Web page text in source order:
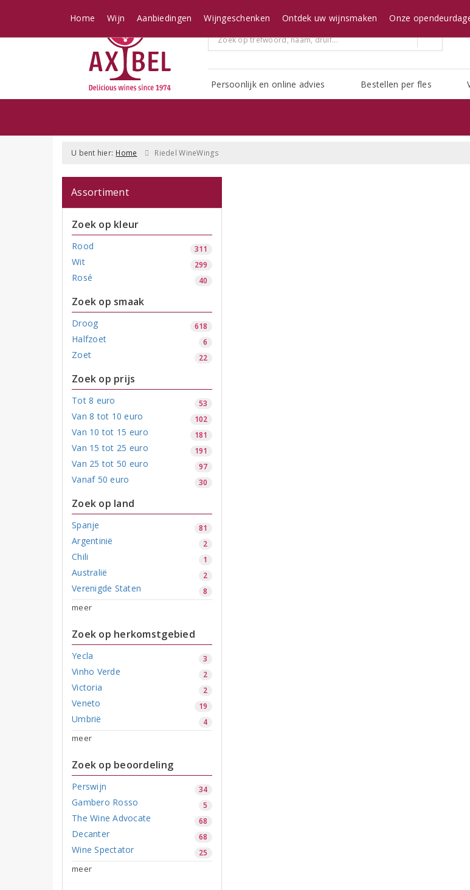
Persoonlijk en online advies Bestellen per fles
Home Wijn Aanbiedingen Wijngeschenken Ontdek uw wijnsmaken Onze
U bent hier: Home Riedel WineWings
Assortiment
Zoek op kleur
Rood 311
Wit 299
Rosé 40
Zoek op smaak
Droog 618
Halfzoet 6
Zoet 22
Zoek op prijs
Tot 8 euro 53
Van 8 tot 10 euro 102
Van 10 tot 15 euro 181
Van 15 tot 25 euro 191
Van 25 tot 50 euro 97
Vanaf 50 euro 30
Zoek op land
Spanje 81
Argentinië 2
Chili 1
Australië 2
Verenigde Staten 8
meer
Zoek op herkomstgebied
Yecla 3
Vinho Verde 2
Victoria 2
Veneto 19
Umbrië 4
meer
Zoek op beoordeling
Perswijn 34
Gambero Rosso 5
The Wine Advocate 68
Decanter 68
Wine Spectator 25
meer